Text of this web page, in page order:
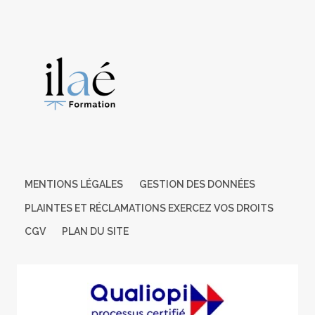
Pour cela, nous pouvons nous appuyer sur un réseau de
partenaires nationaux préalablement
identifiés contact: Estelle GUERY / mail: eguery@cm-
larochesuryon.fr
MENTIONS LÉGALES GESTION DES DONNÉES
PLAINTES ET RÉCLAMATIONS EXERCEZ VOS DROITS
CGV PLAN DU SITE